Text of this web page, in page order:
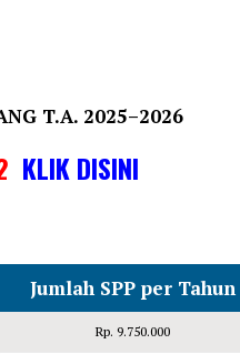
T.A. 2025–2026
KLIK DISINI
Jumlah SPP per Tahun
Rp. 9.750.000